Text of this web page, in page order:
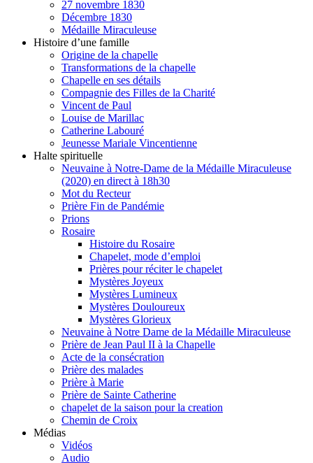
27 novembre 1830
Décembre 1830
Médaille Miraculeuse
Histoire d’une famille
Origine de la chapelle
Transformations de la chapelle
Chapelle en ses détails
Compagnie des Filles de la Charité
Vincent de Paul
Louise de Marillac
Catherine Labouré
Jeunesse Mariale Vincentienne
Halte spirituelle
Neuvaine à Notre-Dame de la Médaille Miraculeuse
(2020) en direct à 18h30
Mot du Recteur
Prière Fin de Pandémie
Prions
Rosaire
Histoire du Rosaire
Chapelet, mode d’emploi
Prières pour réciter le chapelet
Mystères Joyeux
Mystères Lumineux
Mystères Douloureux
Mystères Glorieux
Neuvaine à Notre Dame de la Médaille Miraculeuse
Prière de Jean Paul II à la Chapelle
Acte de la consécration
Prière des malades
Prière à Marie
Prière de Sainte Catherine
chapelet de la saison pour la creation
Chemin de Croix
Médias
Vidéos
Audio